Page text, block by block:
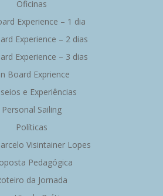
Oficinas
Experience – 1 dia
Experience – 2 dias
Experience – 3 dias
Board Exprience
e Experiências
Personal Sailing
Políticas
Visintainer Lopes
Pedagógica
da Jornada